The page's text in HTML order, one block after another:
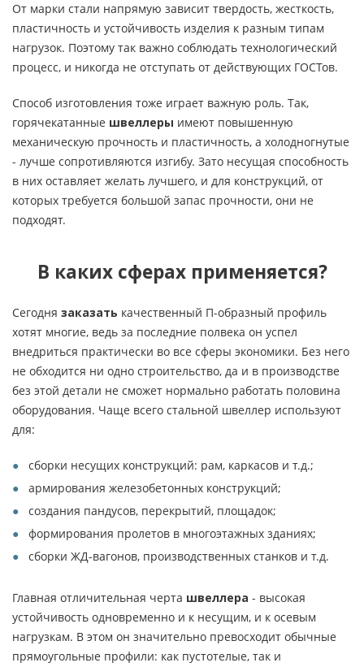
От марки стали напрямую зависит твердость, жесткость,
пластичность и устойчивость изделия к разным типам
нагрузок. Поэтому так важно соблюдать технологический
процесс, и никогда не отступать от действующих ГОСТов.
Способ изготовления тоже играет важную роль. Так,
горячекатанные швеллеры имеют повышенную
механическую прочность и пластичность, а холодногнутые
- лучше сопротивляются изгибу. Зато несущая способность
в них оставляет желать лучшего, и для конструкций, от
которых требуется большой запас прочности, они не
подходят.
В каких сферах применяется?
Сегодня заказать качественный П-образный профиль
хотят многие, ведь за последние полвека он успел
внедриться практически во все сферы экономики. Без него
не обходится ни одно строительство, да и в производстве
без этой детали не сможет нормально работать половина
оборудования. Чаще всего стальной швеллер используют
для:
сборки несущих конструкций: рам, каркасов и т.д.;
армирования железобетонных конструкций;
создания пандусов, перекрытий, площадок;
формирования пролетов в многоэтажных зданиях;
сборки ЖД-вагонов, производственных станков и т.д.
Главная отличительная черта швеллера - высокая
устойчивость одновременно и к несущим, и к осевым
нагрузкам. В этом он значительно превосходит обычные
прямоугольные профили: как пустотелые, так и